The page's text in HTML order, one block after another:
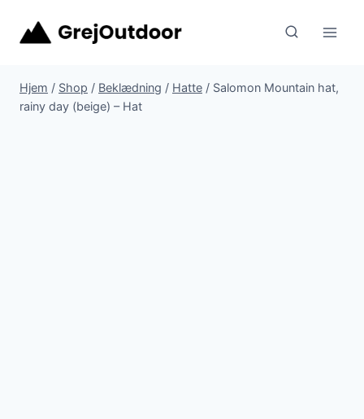
Hjem / Shop / Beklædning / Hatte / Salomon Mountain hat,
rainy day (beige) – Hat